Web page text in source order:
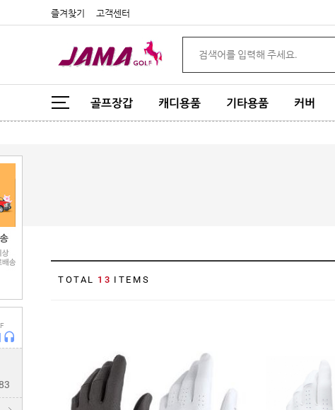
즐겨찾기 고객센터
골프장갑 캐디용품 기타용품 커버
TOTAL 13 ITEMS
기타용품